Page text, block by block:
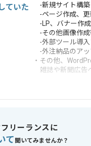
ていた
-新規サイト構築
-ページ作成、更
-LP、バナー作
-その他画像作成
-外部ツール導入
-外注納品のアッ
・その他、
雑誌や新聞広告
この案件のポイント
担当領域/システ
リーランスに
て 聞いてみませんか？